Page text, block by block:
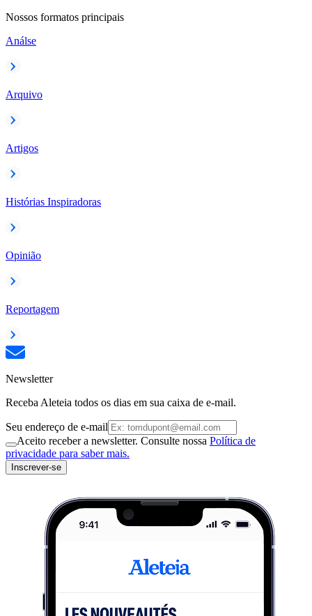
Nossos formatos principais
Análse
Arquivo
Artigos
Histórias Inspiradoras
Opinião
Reportagem
Newsletter
Receba Aleteia todos os dias em sua caixa de e-mail.
Seu endereço de e-mail
Aceito receber a newsletter. Consulte nossa Política de
privacidade para saber mais.
Inscrever-se